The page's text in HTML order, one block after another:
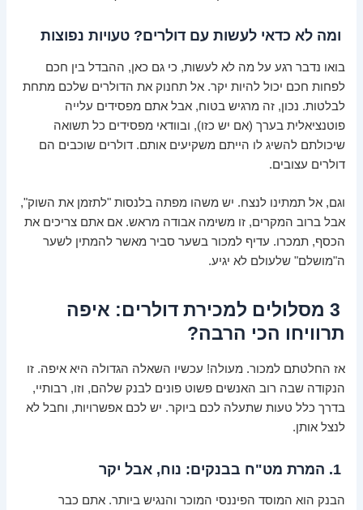
ומה לא כדאי לעשות עם דולרים? טעויות נפוצות
בואו נדבר רגע על מה לא לעשות, כי גם כאן, ההבדל בין חכם
לפחות חכם יכול להיות יקר. אל תחנוק את הדולרים שלכם מתחת
לבלטות. נכון, זה מרגיש בטוח, אבל אתם מפסידים עלייה
פוטנציאלית בערך (אם יש כזו), ובוודאי מפסידים כל תשואה
שיכולתם להשיג לו הייתם משקיעים אותם. דולרים שוכבים הם
דולרים עצובים.
וגם, אל תמתינו לנצח. יש משהו מפתה בלנסות "לתזמן את השוק",
אבל ברוב המקרים, זו משימה אבודה מראש. אם אתם צריכים את
הכסף, תמכרו. עדיף למכור בשער סביר מאשר להמתין לשער
ה"מושלם" שלעולם לא יגיע.
3 מסלולים למכירת דולרים: איפה
תרוויחו הכי הרבה?
אז החלטתם למכור. מעולה! עכשיו השאלה הגדולה היא איפה. זו
הנקודה שבה רוב האנשים פשוט פונים לבנק שלהם, וזו, רבותיי,
בדרך כלל טעות שתעלה לכם ביוקר. יש לכם אפשרויות, וחבל לא
לנצל אותן.
1. המרת מט"ח בבנקים: נוח, אבל יקר
הבנק הוא המוסד הפיננסי המוכר והנגיש ביותר. אתם כבר